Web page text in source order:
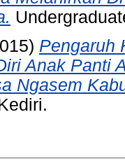
Pengaruh
Anak Panti
Ngasem